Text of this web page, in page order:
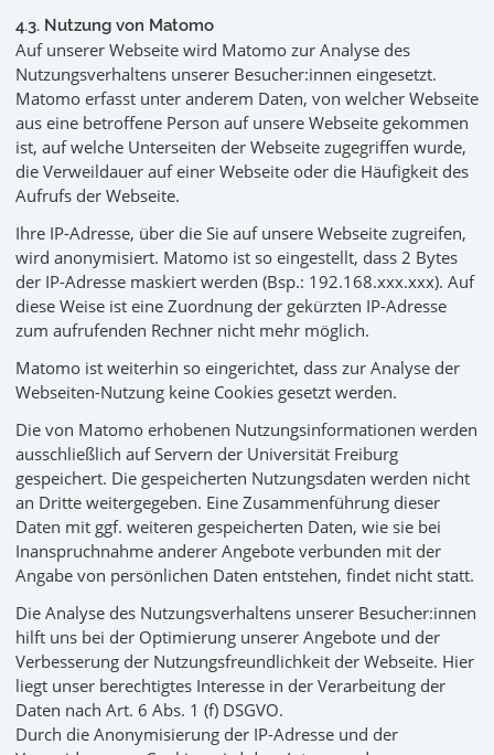
4.3. Nutzung von Matomo
Auf unserer Webseite wird Matomo zur Analyse des
Nutzungsverhaltens unserer Besucher:innen eingesetzt.
Matomo erfasst unter anderem Daten, von welcher Webseite
aus eine betroffene Person auf unsere Webseite gekommen
ist, auf welche Unterseiten der Webseite zugegriffen wurde,
die Verweildauer auf einer Webseite oder die Häufigkeit des
Aufrufs der Webseite.
Ihre IP-Adresse, über die Sie auf unsere Webseite zugreifen,
wird anonymisiert. Matomo ist so eingestellt, dass 2 Bytes
der IP-Adresse maskiert werden (Bsp.: 192.168.xxx.xxx). Auf
diese Weise ist eine Zuordnung der gekürzten IP-Adresse
zum aufrufenden Rechner nicht mehr möglich.
Matomo ist weiterhin so eingerichtet, dass zur Analyse der
Webseiten-Nutzung keine Cookies gesetzt werden.
Die von Matomo erhobenen Nutzungsinformationen werden
ausschließlich auf Servern der Universität Freiburg
gespeichert. Die gespeicherten Nutzungsdaten werden nicht
an Dritte weitergegeben. Eine Zusammenführung dieser
Daten mit ggf. weiteren gespeicherten Daten, wie sie bei
Inanspruchnahme anderer Angebote verbunden mit der
Angabe von persönlichen Daten entstehen, findet nicht statt.
Die Analyse des Nutzungsverhaltens unserer Besucher:innen
hilft uns bei der Optimierung unserer Angebote und der
Verbesserung der Nutzungsfreundlichkeit der Webseite. Hier
liegt unser berechtigtes Interesse in der Verarbeitung der
Daten nach Art. 6 Abs. 1 (f) DSGVO.
Durch die Anonymisierung der IP-Adresse und der